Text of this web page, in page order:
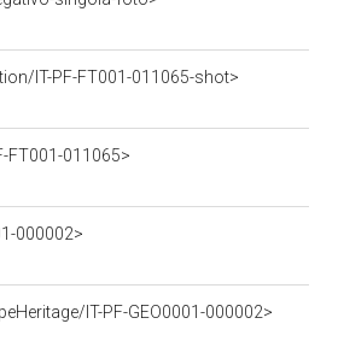
IT-PF-FT001-011065-shot>
011065>
000002>
IT-PF-GEO0001-000002>